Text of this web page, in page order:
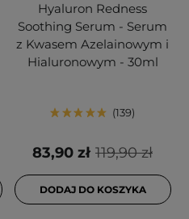
Hyaluron Redness
Soothing Serum - Serum
z Kwasem Azelainowym i
Hialuronowym - 30ml
139
119,90 zł
83,90 zł
DODAJ DO KOSZYKA